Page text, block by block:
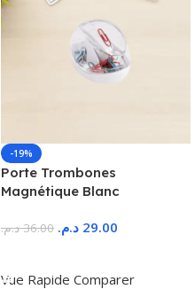
-19%
Porte Trombones
Magnétique Blanc
36.00 د.م. 29.00 د.م.
Vue Rapide Comparer